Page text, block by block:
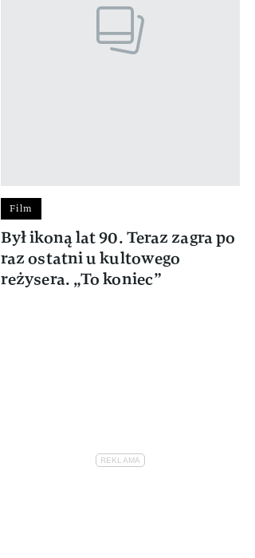
Film
Był ikoną lat 90. Teraz zagra po
raz ostatni u kultowego
reżysera. „To koniec”